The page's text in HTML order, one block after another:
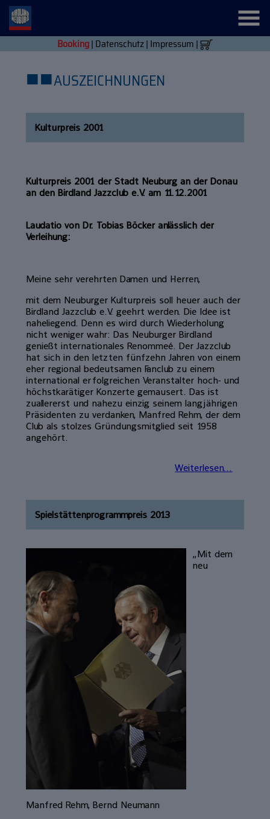
Booking| Datenschutz| Impressum |
■■AUSZEICHNUNGEN
Kulturpreis 2001
Kulturpreis 2001 der Stadt Neuburg an der Donau
an den Birdland Jazzclub e.V. am 11.12.2001
Laudatio von Dr. Tobias Böcker anlässlich der
Verleihung:
Meine sehr verehrten Damen und Herren,
mit dem Neuburger Kulturpreis soll heuer auch der
Birdland Jazzclub e.V. geehrt werden. Die Idee ist
naheliegend. Denn es wird durch Wiederholung
nicht weniger wahr: Das Neuburger Birdland
genießt internationales Renommeé. Der Jazzclub
hat sich in den letzten fünfzehn Jahren von einem
eher regional bedeutsamen Fanclub zu einem
international erfolgreichen Veranstalter hoch- und
höchstkarätiger Konzerte gemausert. Das ist
zuallererst und nahezu einzig seinem langjährigen
Präsidenten zu verdanken, Manfred Rehm, der dem
Club als stolzes Gründungsmitglied seit 1958
angehört.
Weiterlesen...
Spielstättenprogrammpreis 2013
Manfred Rehm, Bernd Neumann
„Mit dem
neu